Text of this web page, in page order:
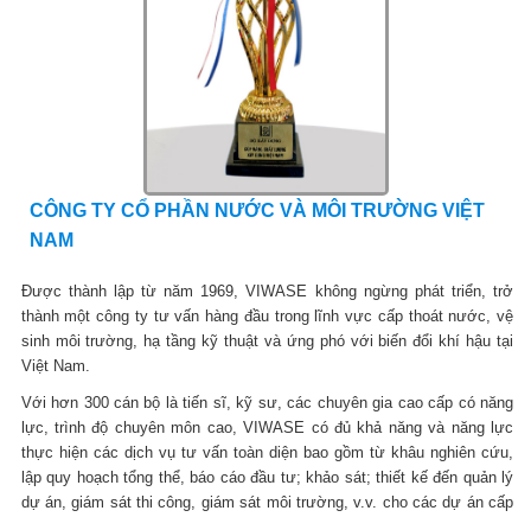
CÔNG TY CỔ PHẦN NƯỚC VÀ MÔI TRƯỜNG VIỆT
NAM
Được thành lập từ năm 1969, VIWASE không ngừng phát triển, trở
thành một công ty tư vấn hàng đầu trong lĩnh vực cấp thoát nước, vệ
sinh môi trường, hạ tầng kỹ thuật và ứng phó với biến đổi khí hậu tại
Việt Nam.
Với hơn 300 cán bộ là tiến sĩ, kỹ sư, các chuyên gia cao cấp có năng
lực, trình độ chuyên môn cao, VIWASE có đủ khả năng và năng lực
thực hiện các dịch vụ tư vấn toàn diện bao gồm từ khâu nghiên cứu,
lập quy hoạch tổng thể, báo cáo đầu tư; khảo sát; thiết kế đến quản lý
dự án, giám sát thi công, giám sát môi trường, v.v. cho các dự án cấp